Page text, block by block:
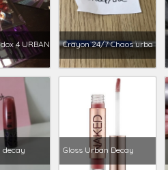
4 URBAN Crayon 24/7 Chaos urba
decay Gloss Urban Decay